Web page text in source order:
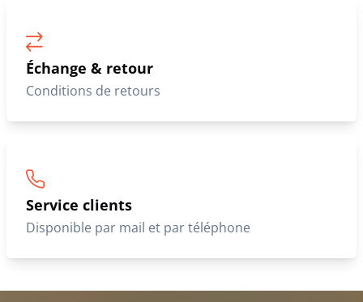
Échange & retour
Conditions de retours
Service clients
Disponible par mail et par téléphone